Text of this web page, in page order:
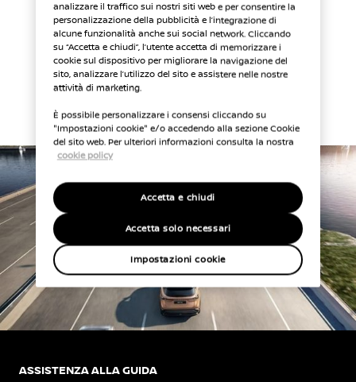
NISSAN INTELLIGENT DRIVING
Un pacchetto di
tecnologie intuitive
ASSISTENZA ALLA GUIDA
analizzare il traffico sui nostri siti web e per consentire la
personalizzazione della pubblicità e l’integrazione di
alcune funzionalità anche sui social network. Cliccando
su “Accetta e chiudi”, l’utente accetta di memorizzare i
cookie sul dispositivo per migliorare la navigazione del
sito, analizzare l’utilizzo del sito e assistere nelle nostre
attività di marketing.
È possibile personalizzare i consensi cliccando su
"Impostazioni cookie" e/o accedendo alla sezione Cookie
del sito web. Per ulteriori informazioni consulta la nostra
cookie policy
Accetta solo necessari
Accetta e chiudi
Impostazioni cookie